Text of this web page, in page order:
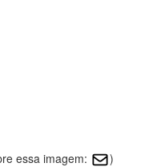
essa imagem:
)